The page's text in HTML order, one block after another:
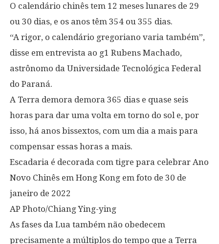
O calendário chinês tem 12 meses lunares de 29
ou 30 dias, e os anos têm 354 ou 355 dias.
“A rigor, o calendário gregoriano varia também”,
disse em entrevista ao g1 Rubens Machado,
astrônomo da Universidade Tecnológica Federal
do Paraná.
A Terra demora demora 365 dias e quase seis
horas para dar uma volta em torno do sol e, por
isso, há anos bissextos, com um dia a mais para
compensar essas horas a mais.
Escadaria é decorada com tigre para celebrar Ano
Novo Chinês em Hong Kong em foto de 30 de
janeiro de 2022
AP Photo/Chiang Ying-ying
As fases da Lua também não obedecem
precisamente a múltiplos do tempo que a Terra